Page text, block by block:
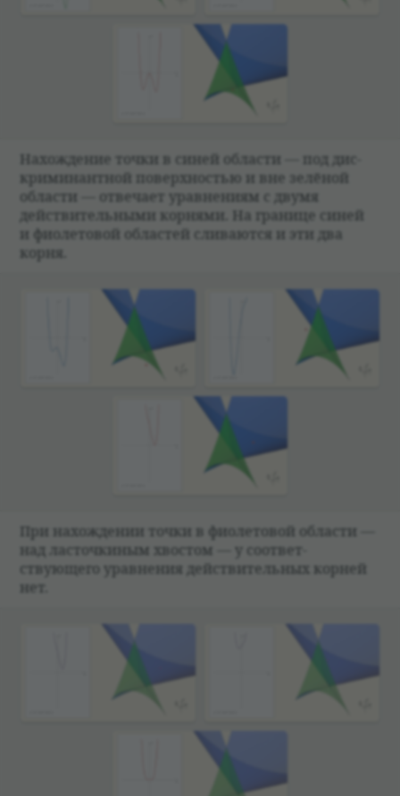
Нахож­де­ние точки в синей обла­сти — под дис­
кри­ми­нант­ной поверх­но­стью и вне зелё­ной
обла­сти — отве­чает урав­не­ниям с двумя
действи­тель­ными кор­нями. На гра­нице синей
и фио­ле­то­вой обла­стей сли­ваются и эти два
корня.
При нахож­де­нии точки в фио­ле­то­вой обла­сти —
над ласточ­ки­ным хво­стом — у соот­вет­
ствующего урав­не­ния действи­тель­ных кор­ней
нет.